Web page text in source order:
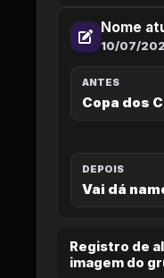
Nome
10/07/
ANTES
Copa dos
DEPOIS
Vai dá
Registro de
imagem do